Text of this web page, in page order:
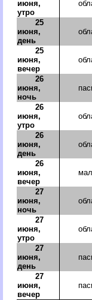
июня,
утро
25
июня,
день
25
июня,
вечер
26
июня,
ночь
26
июня,
утро
26
июня,
день
26
июня,
вечер
27
июня,
ночь
27
июня,
утро
27
июня,
день
27
июня,
вечер